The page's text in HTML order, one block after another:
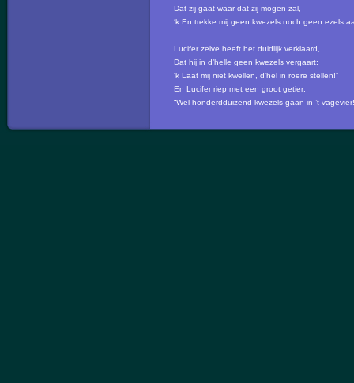
Dat zij gaat waar dat zij mogen zal,
‘k En trekke mij geen kwezels noch geen ezels
Lucifer zelve heeft het duidlijk verklaard,
Dat hij in d’helle geen kwezels vergaart:
‘k Laat mij niet kwellen, d’hel in roere stellen!”
En Lucifer riep met een groot getier:
“Wel honderdduizend kwezels gaan in ’t